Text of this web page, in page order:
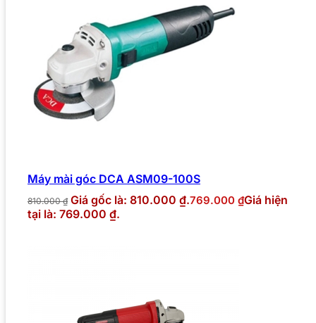
Máy mài góc DCA ASM09-100S
810.000₫ Giá gốc là: 810.000 ₫.769.000 ₫Giá hiện
tại là: 769.000 ₫.